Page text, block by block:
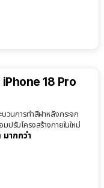
iPhone 18 Pro
วนการทำสีฝาหลังกระจก
ปรับโครงสร้างภายในใหม่
มากกว่า